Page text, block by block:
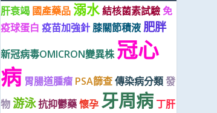
肝衰竭 國產藥品溺水結核菌素試驗免
疫球蛋白 疫苗加強針膝關節積液 肥胖
新冠病毒OMICRON變異株 冠心
病 胃腸道腫瘤 PSA篩查傳染病分類發
物游泳抗抑鬱藥懷孕 牙周病 丁肝